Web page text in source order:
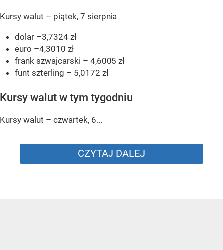
Kursy walut – piątek, 7 sierpnia
dolar –3,7324 zł
euro –4,3010 zł
frank szwajcarski – 4,6005 zł
funt szterling – 5,0172 zł
Kursy walut w tym tygodniu
Kursy walut – czwartek, 6...
CZYTAJ DALEJ